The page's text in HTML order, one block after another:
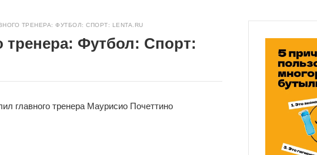
ТРЕНЕРА: ФУТБОЛ: СПОРТ: LENTA.RU
тренера: Футбол: Спорт:
главного тренера Маурисио Почеттино